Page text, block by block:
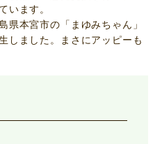
います。
県本宮市の「まゆみちゃん」
しました。まさにアッピーも